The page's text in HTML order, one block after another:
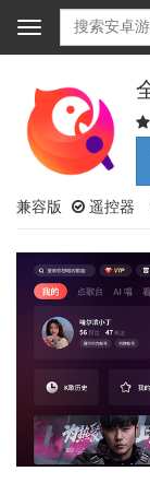
Toggle
navigation
兼容版 遥控器